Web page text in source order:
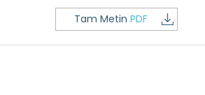
Tam Metin PDF